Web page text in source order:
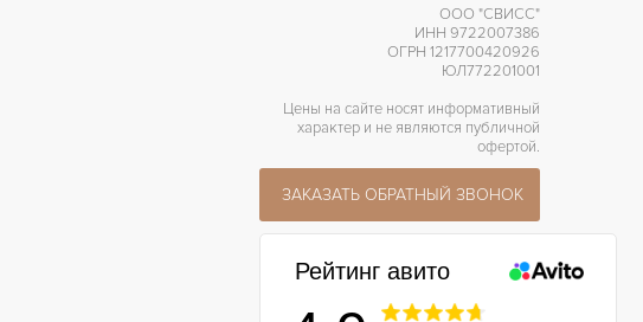
ООО "СВИСС"
ИНН 9722007386
ОГРН 1217700420926
ЮЛ772201001
Цены на сайте носят информативный
характер и не являются публичной
офертой.
ЗАКАЗАТЬ ОБРАТНЫЙ ЗВОНОК
Рейтинг авито